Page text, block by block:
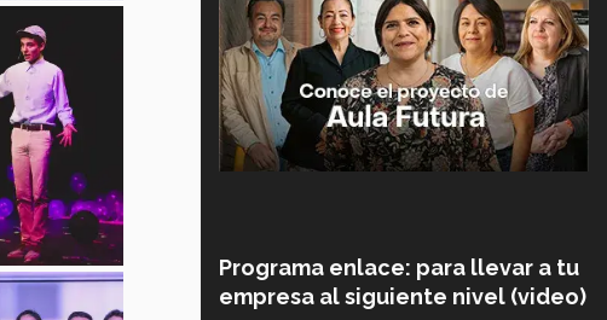
Programa enlace: para llevar a tu
empresa al siguiente nivel (video)